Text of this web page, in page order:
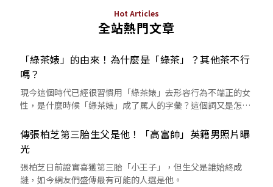
Hot Articles
全站熱門文章
「綠茶婊」的由來！為什麼是「綠茶」？其他茶不行
嗎？
現今這個時代已經很習慣用「綠茶婊」去形容行為不端正的女
性，是什麼時候「綠茶婊」成了罵人的字彙？這個詞又是怎麼
傳張柏芝第三胎生父是他！「高富帥」英籍男照片曝
光
張柏芝日前證實喜獲第三胎「小王子」，但生父是誰始終成
謎，如今網友們盛傳最有可能的人選是他。